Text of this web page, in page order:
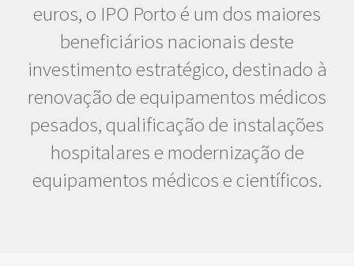
euros, o IPO Porto é um dos maiores
beneficiários nacionais deste
investimento estratégico, destinado à
renovação de equipamentos médicos
pesados, qualificação de instalações
hospitalares e modernização de
equipamentos médicos e científicos.